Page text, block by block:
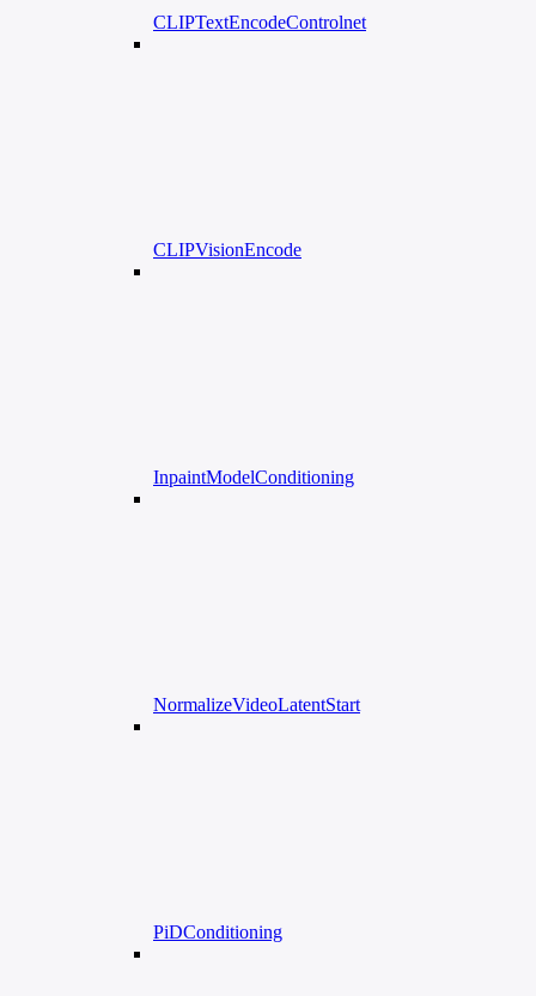
CLIPTextEncodeControlnet
CLIPVisionEncode
InpaintModelConditioning
NormalizeVideoLatentStart
PiDConditioning